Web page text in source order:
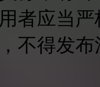
者应当
不得发